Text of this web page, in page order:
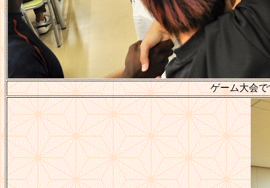
ゲーム大会